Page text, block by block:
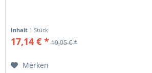
Inhalt 1 Stück
17,14 € * 19,95 € *
Merken